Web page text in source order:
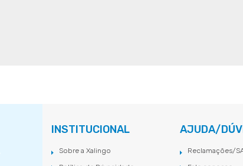
INSTITUCIONAL
Sobre a Xalingo
AJUDA/
Reclamações/